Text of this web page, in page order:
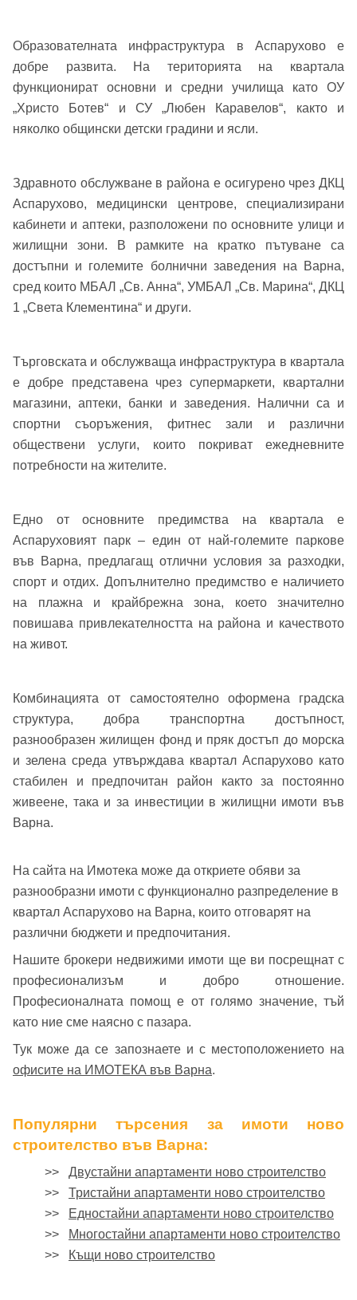
Вход Регистрация
Забравена парола?
Вход
или използвай профил
Вход с Google
Образователната инфраструктура в Аспарухово е
добре развита. На територията на квартала
функционират основни и средни училища като ОУ
„Христо Ботев“ и СУ „Любен Каравелов“, както и
няколко общински детски градини и ясли.
Здравното обслужване в района е осигурено чрез ДКЦ
Аспарухово, медицински центрове, специализирани
кабинети и аптеки, разположени по основните улици и
жилищни зони. В рамките на кратко пътуване са
достъпни и големите болнични заведения на Варна,
сред които МБАЛ „Св. Анна“, УМБАЛ „Св. Марина“, ДКЦ
1 „Света Клементина“ и други.
Търговската и обслужваща инфраструктура в квартала
е добре представена чрез супермаркети, квартални
магазини, аптеки, банки и заведения. Налични са и
спортни съоръжения, фитнес зали и различни
обществени услуги, които покриват ежедневните
потребности на жителите.
Едно от основните предимства на квартала е
Аспаруховият парк – един от най-големите паркове
във Варна, предлагащ отлични условия за разходки,
спорт и отдих. Допълнително предимство е наличието
на плажна и крайбрежна зона, което значително
повишава привлекателността на района и качеството
на живот.
Комбинацията от самостоятелно оформена градска
структура, добра транспортна достъпност,
разнообразен жилищен фонд и пряк достъп до морска
и зелена среда утвърждава квартал Аспарухово като
стабилен и предпочитан район както за постоянно
живеене, така и за инвестиции в жилищни имоти във
Варна.
На сайта на Имотека може да откриете обяви за
разнообразни имоти с функционално разпределение в
квартал Аспарухово на Варна, които отговарят на
различни бюджети и предпочитания.
Нашите брокери недвижими имоти ще ви посрещнат с
професионализъм и добро отношение.
Професионалната помощ е от голямо значение, тъй
като ние сме наясно с пазара.
Тук може да се запознаете и с местоположението на
офисите на ИМОТЕКА във Варна.
Популярни търсения за имоти ново
строителство във Варна:
>> Двустайни апартаменти ново строителство
>> Тристайни апартаменти ново строителство
>>
Едностайни апартаменти ново строителство
>>
Многостайни апартаменти ново строителство
>>
Къщи ново строителство
Имейл адрес*
Телефон*
▼
Заяви оглед
Вашето запитване стигна до нас. Ще
се обадим възможно най-бързо.